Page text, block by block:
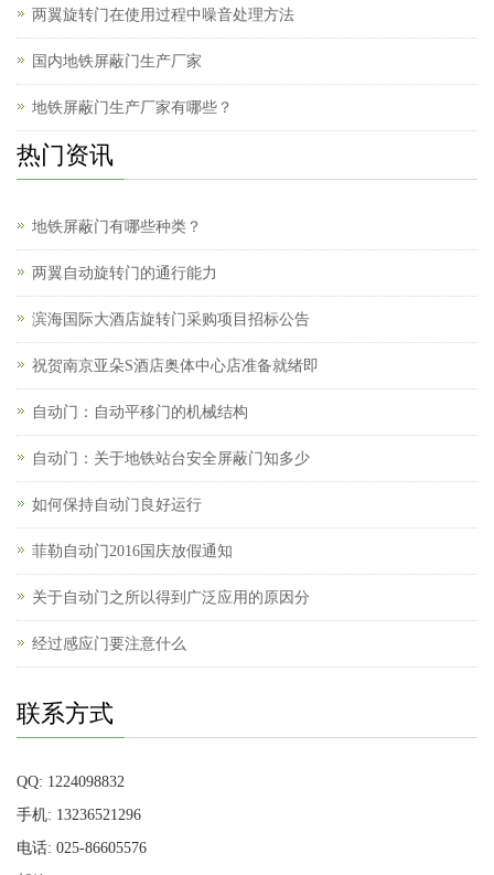
两翼旋转门在使用过程中噪音处理方法
国内地铁屏蔽门生产厂家
地铁屏蔽门生产厂家有哪些？
热门资讯
地铁屏蔽门有哪些种类？
两翼自动旋转门的通行能力
滨海国际大酒店旋转门采购项目招标公告
祝贺南京亚朵S酒店奥体中心店准备就绪即
自动门：自动平移门的机械结构
自动门：关于地铁站台安全屏蔽门知多少
如何保持自动门良好运行
菲勒自动门2016国庆放假通知
关于自动门之所以得到广泛应用的原因分
经过感应门要注意什么
联系方式
QQ: 1224098832
手机: 13236521296
电话: 025-86605576